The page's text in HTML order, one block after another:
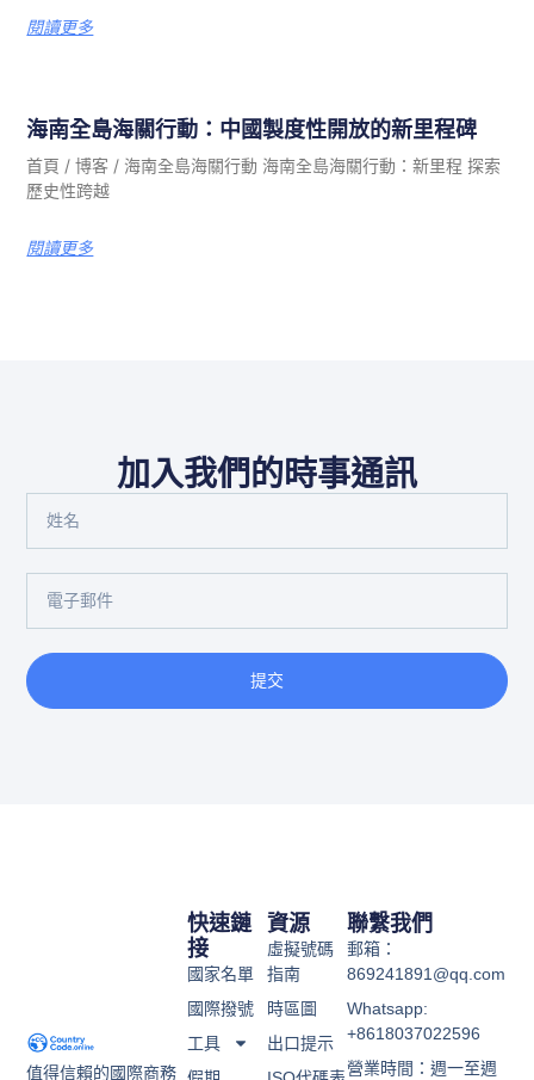
閱讀更多
海南全島海關行動：中國製度性開放的新里程碑
首頁 / 博客 / 海南全島海關行動 海南全島海關行動：新里程 探索
歷史性跨越
閱讀更多
加入我們的時事通訊
提交
值得信賴的國際商務
資源
虛擬號碼
指南
時區圖
出口提示
快速鏈
接
國家名單
國際撥號
工具
聯繫我們
郵箱：
869241891@qq.com
Whatsapp:
+8618037022596
營業時間：週一至週